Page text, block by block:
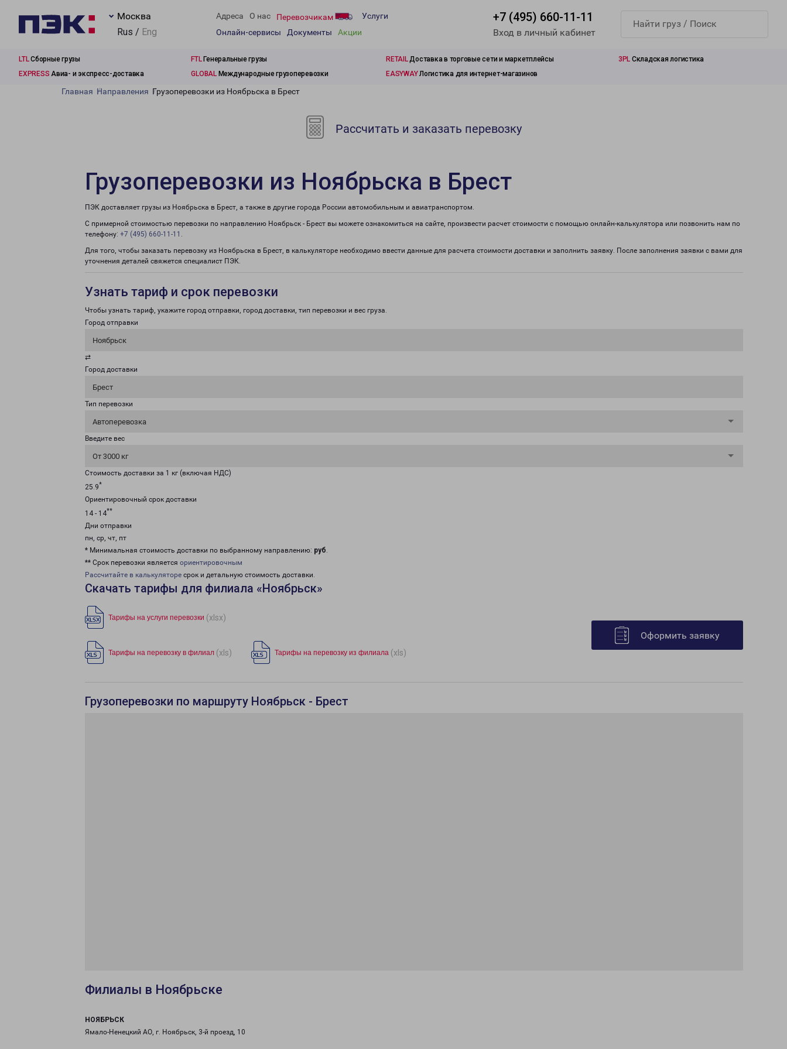
Москва
Rus / Eng
Адреса О нас Перевозчикам
Услуги
Онлайн-сервисы
Документы Акции
+7 (495) 660-11-11
Вход в личный кабинет
LTLСборные грузы FTLГенеральные грузы RETAILДоставка в торговые сети и маркетплейсы 3PL Складская логистика
EXPRESS Авиа- и экспресс-доставка GLOBALМеждународные грузоперевозки EASYWAYЛогистика для интернет-магазинов
Главная Направления Грузоперевозки из Ноябрьска в Брест
Рассчитать и заказать перевозку
Грузоперевозки из Ноябрьска в Брест
ПЭК доставляет грузы из Ноябрьска в Брест, а также в другие города России автомобильным и авиатранспортом.
С примерной стоимостью перевозки по направлению Ноябрьск - Брест вы можете ознакомиться на сайте, произвести расчет стоимости с помощью онлайн-калькулятора или позвонить нам по
телефону: +7 (495) 660-11-11 .
Для того, чтобы заказать перевозку из Ноябрьска в Брест, в калькуляторе необходимо ввести данные для расчета стоимости доставки и заполнить заявку. После заполнения заявки с вами для
уточнения деталей свяжется специалист ПЭК.
Узнать тариф и срок перевозки
Чтобы узнать тариф, укажите город отправки, город доставки, тип перевозки и вес груза.
Город отправки
Ноябрьск
⇄
Город доставки
Брест
Тип перевозки
Автоперевозка
Введите вес
От 3000 кг
Стоимость доставки за 1 кг (включая НДС)
25.9*
Ориентировочный срок доставки
14 - 14**
Дни отправки
пн, ср, чт, пт
* Минимальная стоимость доставки по выбранному направлению: руб.
** Срок перевозки является ориентировочным
Рассчитайте в калькуляторе срок и детальную стоимость доставки.
Скачать тарифы для филиала «Ноябрьск»
Тарифы на услуги перевозки (xlsx)
Тарифы на перевозку в филиал (xls) Тарифы на перевозку из филиала (xls)
Оформить заявку
Грузоперевозки по маршруту Ноябрьск - Брест
Филиалы в Ноябрьске
НОЯБРЬСК
Ямало-Ненецкий АО, г. Ноябрьск, 3-й проезд, 10